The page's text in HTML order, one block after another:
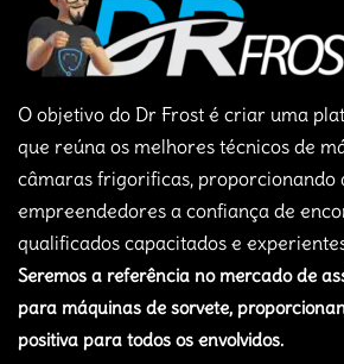
O objetivo do Dr Frost é criar uma
que reúna os melhores técnicos de
câmaras frigorificas, proporcionando
empreendedores a confiança de
qualificados capacitados e
Seremos a referência no mercado de
para máquinas de sorvete,
positiva para todos os envolvidos.